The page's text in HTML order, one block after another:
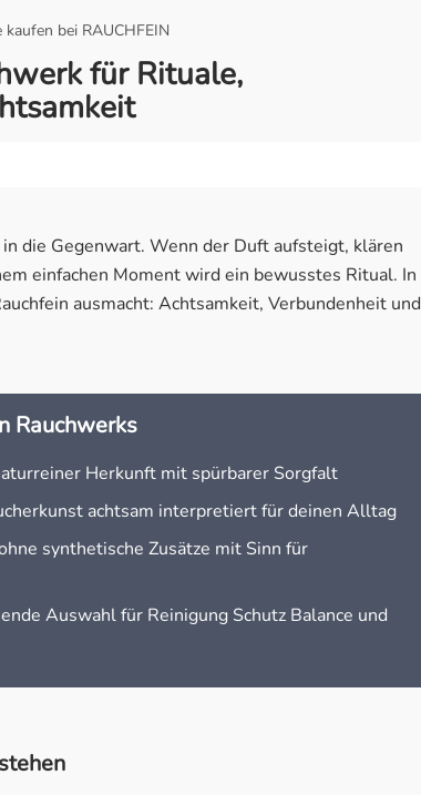
bei RAUCHFEIN
für Rituale,
du bei Rauchfein
die Gegenwart. Wenn der Duft aufsteigt, klären
einfachen Moment wird ein bewusstes Ritual. In
ausmacht: Achtsamkeit, Verbundenheit und
Rauchwerks
Herkunft mit spürbarer Sorgfalt
achtsam interpretiert für deinen Alltag
synthetische Zusätze mit Sinn für
Auswahl für Reinigung Schutz Balance und